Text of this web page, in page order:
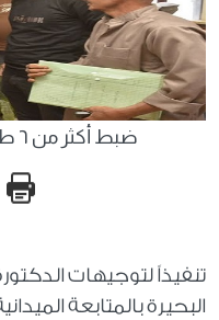
ضبط أكثر من ٦ طن أرز وأعلاف مجهولة
تنفيذاً لتوجيهات
البحيرة بالمتابعة